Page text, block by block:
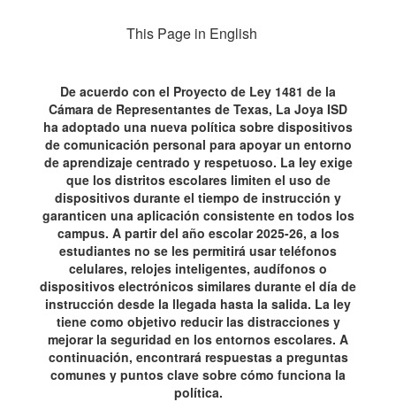
comunicaciÃ³n
1481)
This Page in English
De acuerdo con el Proyecto de Ley 1481 de la
Cámara de Representantes de Texas, La Joya ISD
ha adoptado una nueva política sobre dispositivos
de comunicación personal para apoyar un entorno
de aprendizaje centrado y respetuoso. La ley exige
que los distritos escolares limiten el uso de
dispositivos durante el tiempo de instrucción y
garanticen una aplicación consistente en todos los
campus. A partir del año escolar 2025-26, a los
estudiantes no se les permitirá usar teléfonos
celulares, relojes inteligentes, audífonos o
dispositivos electrónicos similares durante el día de
instrucción desde la llegada hasta la salida. La ley
tiene como objetivo reducir las distracciones y
mejorar la seguridad en los entornos escolares. A
continuación, encontrará respuestas a preguntas
comunes y puntos clave sobre cómo funciona la
política.